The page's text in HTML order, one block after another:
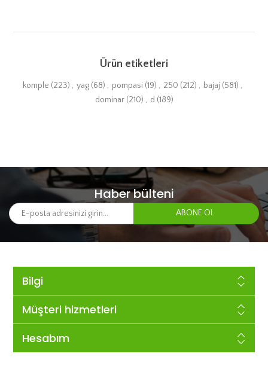
Ürün etiketleri
komple (223) , yag (68) , pompasi (19) , 250 (212) , bajaj (581) ,
dominar (210) , d (189)
Haber bülteni
Bilgi
Müşteri hizmetleri
Hesabım